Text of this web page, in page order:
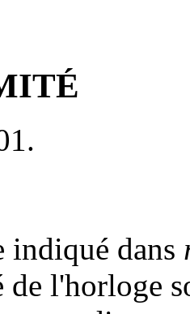
dans
de l'horloge